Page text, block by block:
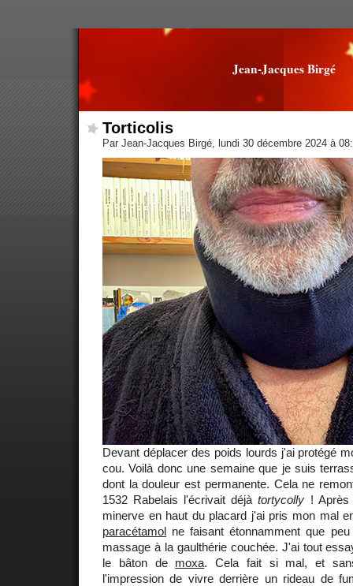
Jean-Jacques Birgé
Torticolis
Par Jean-Jacques Birgé, lundi 30 décembre 2024 à
Devant déplacer des poids lourds j'ai protégé
cou. Voilà donc une semaine que je suis
dont la douleur est permanente. Cela ne
1532 Rabelais l'écrivait déjàtortycolly !
minerve en haut du placard j'ai pris mon mal
paracétamol ne faisant étonnamment que
massage à la gaulthérie couchée. J'ai tout
le bâton de moxa. Cela fait si mal, et
l'impression de vivre derrière un rideau de